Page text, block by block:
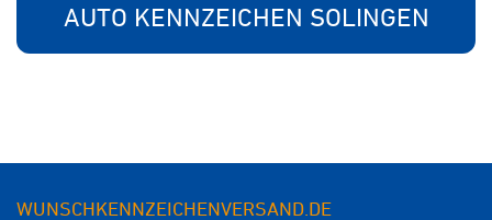
AUTO KENNZEICHEN SOLINGEN
WUNSCHKENNZEICHENVERSAND.DE